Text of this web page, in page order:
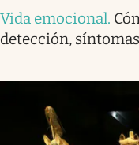
Vida emocional.
detección,